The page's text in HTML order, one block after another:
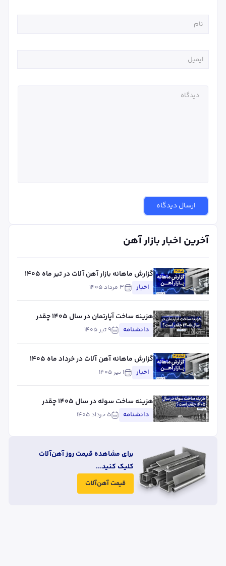
ارسال دیدگاه
آخرین اخبار بازار آهن
گزارش ماهانه بازار آهن آلات در تیر ماه ۱۴۰۵
اخبار ۳ مرداد ۱۴۰۵
هزینه ساخت آپارتمان در سال ۱۴۰۵ چقدر
است؟
دانشنامه ۹ تیر ۱۴۰۵
گزارش ماهانه آهن آلات در خرداد ماه ۱۴۰۵
اخبار ۱ تیر ۱۴۰۵
هزینه ساخت سوله در سال ۱۴۰۵ چقدر
است؟
دانشنامه ۵ خرداد ۱۴۰۵
برای مشاهده قیمت روز آهن‌آلات
کلیک کنید...
قیمت آهن‌آلات